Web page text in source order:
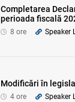
Completarea
perioada fiscală
8 ore Speaker
Modificări în
4 ore Speaker